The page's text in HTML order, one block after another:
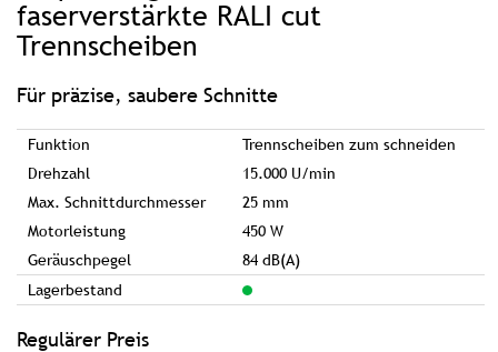
faserverstärkte RALI cut
Trennscheiben
Für präzise, saubere Schnitte
Funktion
Trennscheiben zum schneiden
Drehzahl
15.000 U/min
Max. Schnittdurchmesser
25 mm
Motorleistung
450 W
Geräuschpegel
84 dB(A)
Lagerbestand
Regulärer Preis